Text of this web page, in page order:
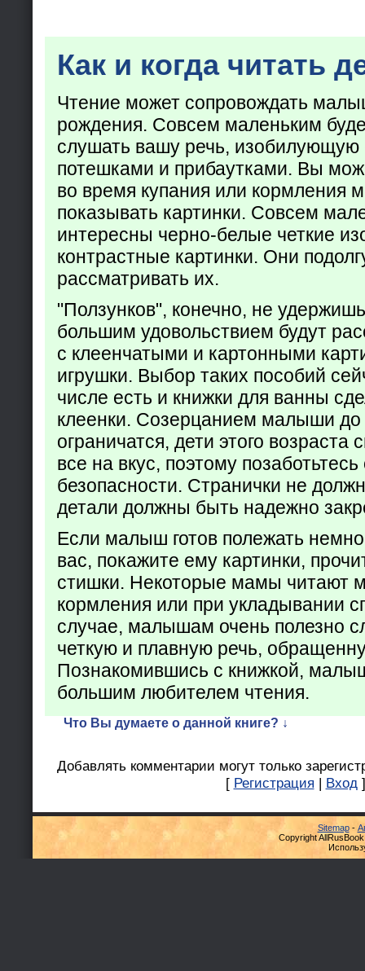
Как и когда читать
Чтение может сопровождать
рождения. Совсем маленьким
слушать вашу речь,
потешками и прибаутками. Вы
во время купания или кормления
показывать картинки. Совсем
интересны черно-белые четкие
контрастные картинки. Они
рассматривать их.
"Ползунков", конечно, не
большим удовольствием будут
с клеенчатыми и картонными
игрушки. Выбор таких пособий
числе есть и книжки для ванны
клеенки. Созерцанием малыши до
ограничатся, дети этого возраста
все на вкус, поэтому позаботьтесь
безопасности. Странички не
детали должны быть надежно
Если малыш готов полежать
вас, покажите ему картинки,
стишки. Некоторые мамы читают
кормления или при укладывании
случае, малышам очень полезно
четкую и плавную речь,
Познакомившись с книжкой,
большим любителем чтения.
Что Вы думаете о данной книге? ↓
Добавлять комментарии могут только
[ Регистрация | Вход ]
Sitemap-
Copyright